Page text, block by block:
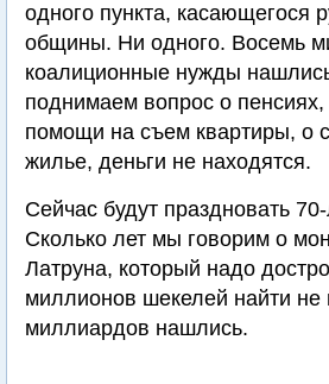
одного пункта, касающегося
общины. Ни одного. Восемь
коалиционные нужды
поднимаем вопрос о пенсиях,
помощи на съем квартиры, о
жилье, деньги не находятся.
Сейчас будут праздновать
Сколько лет мы говорим о
Латруна, который надо
миллионов шекелей найти не
миллиардов нашлись.